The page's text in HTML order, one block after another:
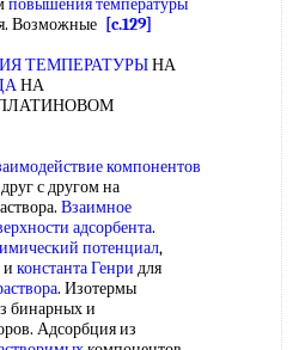
повышения температуры
Возможные [c.129]
ТЕМПЕРАТУРЫНА
НА
компонентов
с другом на
Взаимное
адсорбента.
потенциал,
и константа Генри для
. Изотермы
бинарных и
Адсорбция из